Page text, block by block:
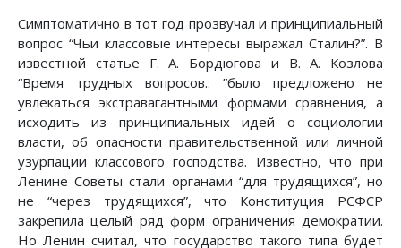
Симптоматично в тот год прозвучал и принципиальный
вопрос “Чьи классовые интересы выражал Сталин?”. В
известной статье Г. А. Бордюгова и В. А. Козлова
“Время трудных вопросов.: ”было предложено не
увлекаться экстравагантными формами сравнения, а
исходить из принципиальных идей о социологии
власти, об опасности правительственной или личной
узурпации классового господства. Известно, что при
Ленине Советы стали органами “для трудящихся”, но
не “через трудящихся”, что Конституция РСФСР
закрепила целый ряд форм ограничения демократии.
Но Ленин считал, что государство такого типа будет